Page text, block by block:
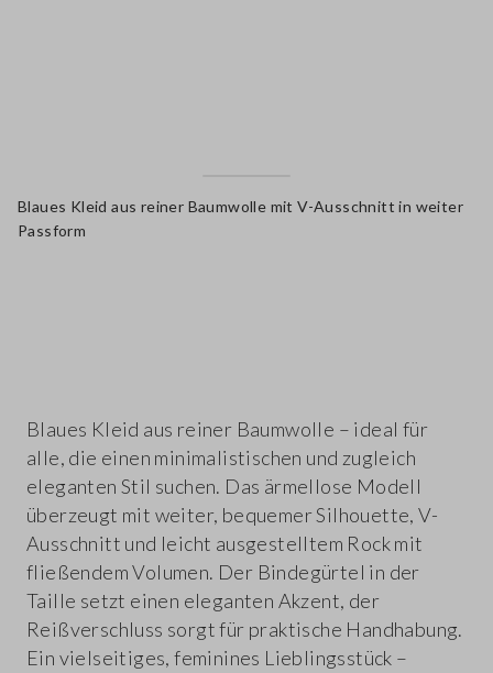
Blaues Kleid aus reiner Baumwolle mit V-Ausschnitt in weiter
Passform
Blaues Kleid aus reiner Baumwolle – ideal für
alle, die einen minimalistischen und zugleich
eleganten Stil suchen. Das ärmellose Modell
überzeugt mit weiter, bequemer Silhouette, V-
Ausschnitt und leicht ausgestelltem Rock mit
fließendem Volumen. Der Bindegürtel in der
Taille setzt einen eleganten Akzent, der
Reißverschluss sorgt für praktische Handhabung.
Ein vielseitiges, feminines Lieblingsstück –